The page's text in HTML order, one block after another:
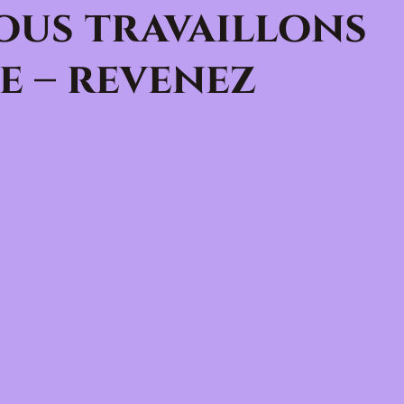
travaillons
– revenez